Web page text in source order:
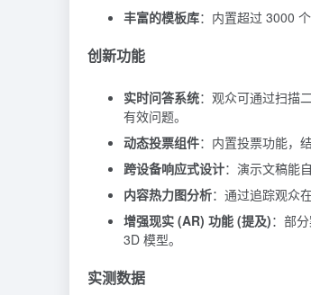
丰富的模板库：内置超过 3000
创新功能
实时问答系统：观众可通过扫描
有效问题。
动态投票组件：内置投票功能，
跨设备响应式设计：演示文稿能
内容热力图分析：通过追踪观众
增强现实 (AR) 功能 (提及)：部
3D 模型。
实测数据